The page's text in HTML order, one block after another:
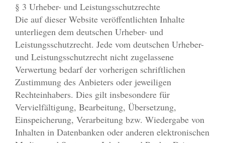
§ 3 Urheber- und Leistungsschutzrechte
Die auf dieser Website veröffentlichten Inhalte
unterliegen dem deutschen Urheber- und
Leistungsschutzrecht. Jede vom deutschen Urheber-
und Leistungsschutzrecht nicht zugelassene
Verwertung bedarf der vorherigen schriftlichen
Zustimmung des Anbieters oder jeweiligen
Rechteinhabers. Dies gilt insbesondere für
Vervielfältigung, Bearbeitung, Übersetzung,
Einspeicherung, Verarbeitung bzw. Wiedergabe von
Inhalten in Datenbanken oder anderen elektronischen